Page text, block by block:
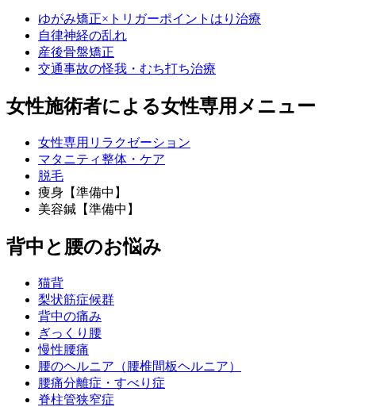
ゆがみ矯正×トリガーポイントはり治療
自律神経の乱れ
産後骨盤矯正
交通事故の怪我・むち打ち治療
女性施術者による女性専用メニュー
女性専用リラクゼーション
マタニティ整体・ケア
脱毛
痩身【準備中】
美容鍼【準備中】
背中と腰のお悩み
猫背
梨状筋症候群
背中の痛み
ぎっくり腰
慢性腰痛
腰のヘルニア（腰椎間板ヘルニア）
腰痛分離症・すべり症
脊柱管狭窄症